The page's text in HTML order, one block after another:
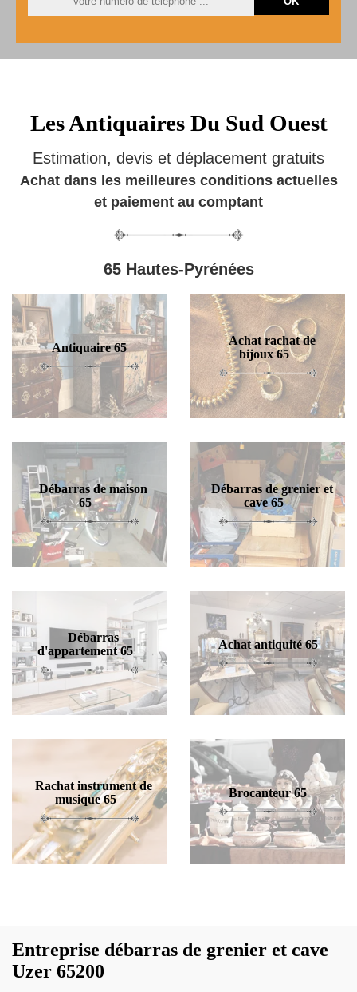
Les Antiquaires Du Sud Ouest
Estimation, devis et déplacement gratuits
Achat dans les meilleures conditions actuelles
et paiement au comptant
65 Hautes-Pyrénées
Antiquaire 65
Achat rachat de
bijoux 65
Débarras de maison
65
Débarras de grenier et
cave 65
Débarras
d'appartement 65
Achat antiquité 65
Rachat instrument de
musique 65
Brocanteur 65
Entreprise débarras de grenier et cave
Uzer 65200